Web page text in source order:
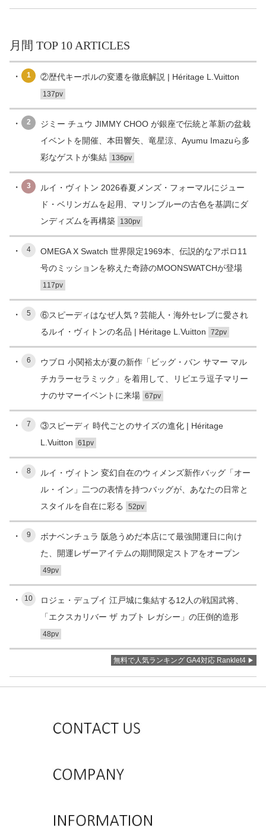
月間 TOP 10 ARTICLES
1 ②歴代キーポルの変遷を徹底解説 | Héritage L.Vuitton
137pv
2
ジミー チュウ JIMMY CHOO が銀座で伝統と革新の盆栽
イベントを開催、本田響矢、竜星涼、Ayumu Imazuら多
彩なゲストが集結
136pv
3
ルイ・ヴィトン 2026春夏メンズ・フォーマルにジュー
ド・ベリンガムを起用、マリンブルーの古色を基調にダ
ンディズムを再構築
130pv
4
OMEGA X Swatch 世界限定1969本、伝説的なアポロ11
号のミッションを称えた奇跡のMOONSWATCHが登場
117pv
5
⑥スピーディはなぜ人気？芸能人・海外セレブに愛され
るルイ・ヴィトンの名品 | Héritage L.Vuitton
72pv
6
ウブロ 小関裕太が夏の新作「ビッグ・バン サマー マル
チカラーセラミック」を着用して、リビエラ逗子マリー
ナのサマーイベントに来場 67pv
7
③スピーディ 時代ごとのサイズの進化 | Héritage
L.Vuitton
61pv
8
ルイ・ヴィトン 変幻自在のウィメンズ新作バッグ「オー
ル・イン」二つの表情を持つバッグが、あなたの日常と
スタイルを自在に彩る
52pv
9
ボナベンチュラ 阪急うめだ本店にて最強開運日に向け
た、開運レザーアイテムの期間限定ストアをオープン
49pv
10
ロジェ・デュブイ 江戸城に集結する12人の戦国武将、
「エクスカリバー ザ カブト レガシー」の圧倒的造形
48pv
無料で人気ランキング GA4対応 Ranklet4